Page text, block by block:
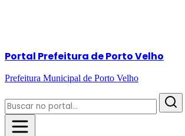
Portal Prefeitura de Porto Velho
Prefeitura Municipal de Porto Velho